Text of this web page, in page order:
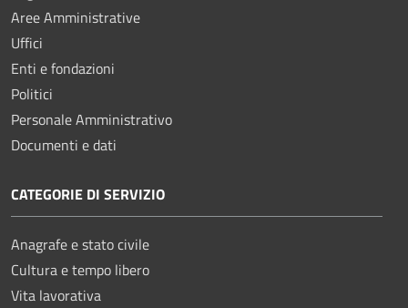
Aree Amministrative
Uffici
Enti e fondazioni
Politici
Personale Amministrativo
Documenti e dati
CATEGORIE DI SERVIZIO
Anagrafe e stato civile
Cultura e tempo libero
Vita lavorativa